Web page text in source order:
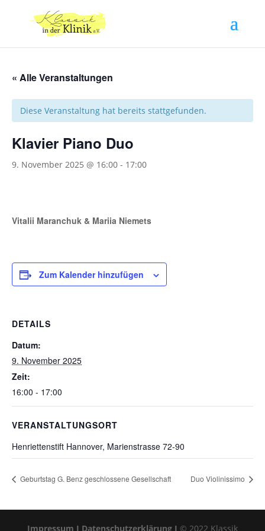
« Alle Veranstaltungen
Diese Veranstaltung hat bereits stattgefunden.
Klavier Piano Duo
9. November 2025 @ 16:00 - 17:00
Vitalii Maranchuk & Mariia Niemets
Zum Kalender hinzufügen
DETAILS
Datum:
9. November 2025
Zeit:
16:00 - 17:00
VERANSTALTUNGSORT
Henriettenstift Hannover, Marienstrasse 72-90
Geburtstag G. Benz geschlossene Gesellschaft Duo Violinissimo
Impressum I Datenschutzerklärung I © 2022 Klassik